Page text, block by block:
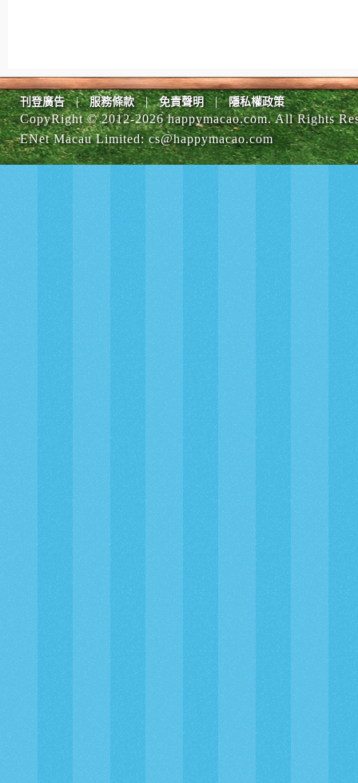
刊登廣告 | 服務條款 | 免責聲明 | 隱私權政策
CopyRight © 2012-2026 happymacao.com. All Rights
ENet Macau Limited:cs@happymacao.com